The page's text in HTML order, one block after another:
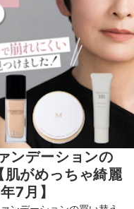
ンデーションの
肌がめっちゃ綺麗
7月】